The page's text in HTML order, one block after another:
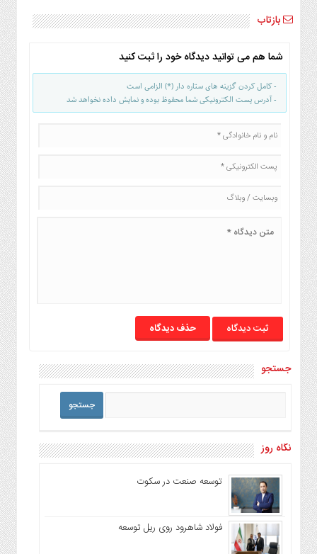
بازتاب
شما هم می توانید دیدگاه خود را ثبت کنید
- کامل کردن گزینه های ستاره دار (*) الزامی است
- آدرس پست الکترونیکی شما محفوظ بوده و نمایش داده نخواهد شد
حذف دیدگاه
جستجو
نگاه روز
توسعه صنعت در سکوت
فولاد شاهرود روی ریل توسعه